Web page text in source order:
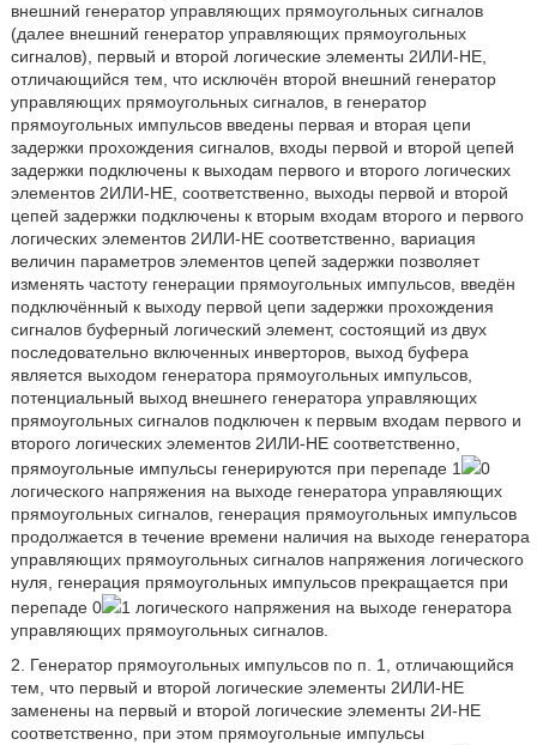
внешний генератор управляющих прямоугольных сигналов
(далее внешний генератор управляющих прямоугольных
сигналов), первый и второй логические элементы 2ИЛИ-НЕ,
отличающийся тем, что исключён второй внешний генератор
управляющих прямоугольных сигналов, в генератор
прямоугольных импульсов введены первая и вторая цепи
задержки прохождения сигналов, входы первой и второй цепей
задержки подключены к выходам первого и второго логических
элементов 2ИЛИ-НЕ, соответственно, выходы первой и второй
цепей задержки подключены к вторым входам второго и первого
логических элементов 2ИЛИ-НЕ соответственно, вариация
величин параметров элементов цепей задержки позволяет
изменять частоту генерации прямоугольных импульсов, введён
подключённый к выходу первой цепи задержки прохождения
сигналов буферный логический элемент, состоящий из двух
последовательно включенных инверторов, выход буфера
является выходом генератора прямоугольных импульсов,
потенциальный выход внешнего генератора управляющих
прямоугольных сигналов подключен к первым входам первого и
второго логических элементов 2ИЛИ-НЕ соответственно,
прямоугольные импульсы генерируются при перепаде 1
0
логического напряжения на выходе генератора управляющих
прямоугольных сигналов, генерация прямоугольных импульсов
продолжается в течение времени наличия на выходе генератора
управляющих прямоугольных сигналов напряжения логического
нуля, генерация прямоугольных импульсов прекращается при
перепаде 0
1 логического напряжения на выходе генератора
управляющих прямоугольных сигналов.
2. Генератор прямоугольных импульсов по п. 1, отличающийся
тем, что первый и второй логические элементы 2ИЛИ-НЕ
заменены на первый и второй логические элементы 2И-НЕ
соответственно, при этом прямоугольные импульсы